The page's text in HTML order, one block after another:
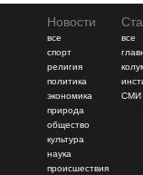
Новости
все
спорт
религия
политика
экономика
природа
общество
культура
наука
происшествия
все
СМИ